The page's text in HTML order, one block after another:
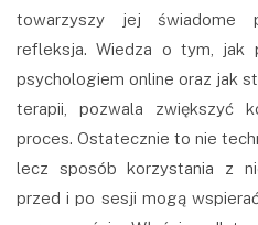
towarzyszy jej świadome
refleksja. Wiedza o tym, jak
psychologiem online oraz jak
terapii, pozwala zwiększyć
proces. Ostatecznie to nie
lecz sposób korzystania z
przed i po sesji mogą